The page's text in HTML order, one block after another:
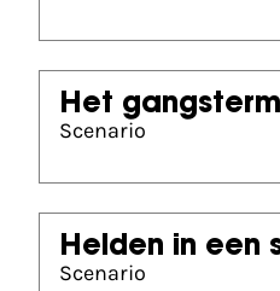
Het
Scenario
Helden in een
Scenario